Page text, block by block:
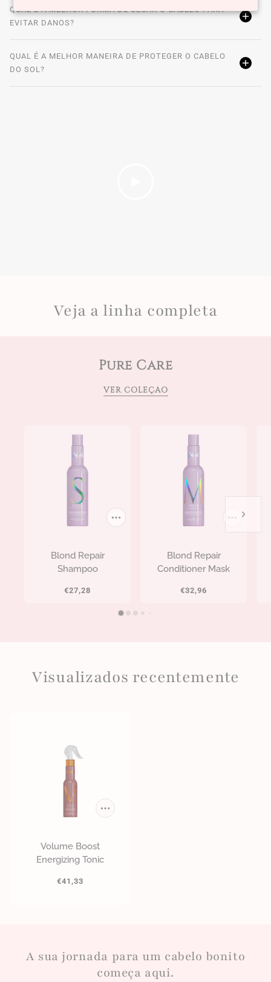
QUAL É A MELHOR FORMA DE SECAR O CABELO PARA
EVITAR DANOS?
QUAL É A MELHOR MANEIRA DE PROTEGER O CABELO
DO SOL?
Veja a linha completa
Pure Care
VER COLEÇÃO
Blond Repair
Shampoo
€27,28
Blond Repair
Conditioner Mask
€32,96
Visualizados recentemente
Volume Boost
Energizing Tonic
€41,33
A sua jornada para um cabelo bonito
começa aqui.